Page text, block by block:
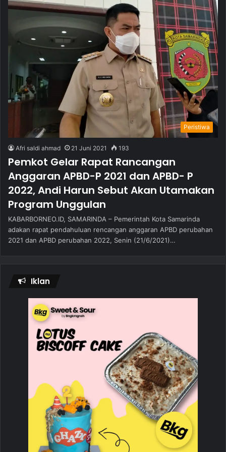
Peristiwa
Afri saldi ahmad 21 Juni 2021 193
Pemkot Gelar Rapat Rancangan
Anggaran APBD-P 2021 dan APBD- P
2022, Andi Harun Sebut Akan Utamakan
Program Unggulan
KABARBORNEO.ID, SAMARINDA – Pemerintah Kota Samarinda
adakan rapat pendahuluan rencangan anggaran APBD perubahan
2021 dan APBD perubahan 2022, Senin (21/6/2021)…
Iklan